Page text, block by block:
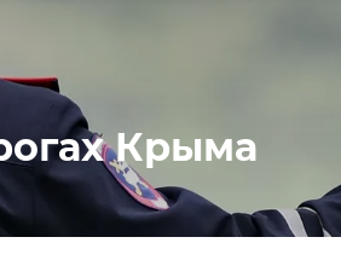
Крыма